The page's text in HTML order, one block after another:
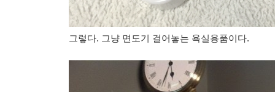
그렇다. 그냥 면도기 걸어놓는 욕실용품이다.